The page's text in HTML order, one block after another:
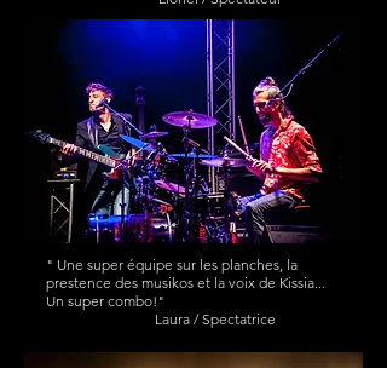
" Une super équipe sur les planches, la
prestence des musikos et la voix de Kissia...
Un super combo!"
Laura / Spectatrice